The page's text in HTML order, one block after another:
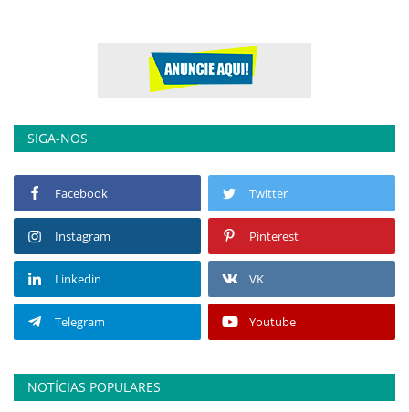
SIGA-NOS
Facebook Twitter
Instagram Pinterest
Linkedin VK
Telegram Youtube
NOTÍCIAS POPULARES